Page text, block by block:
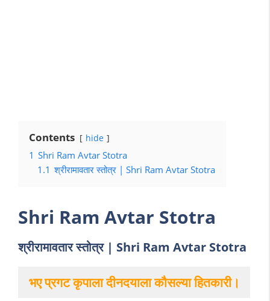
Contents hide
1 Shri Ram Avtar Stotra
1.1 श्रीरामावतार स्तोत्र | Shri Ram Avtar Stotra
Shri Ram Avtar Stotra
श्रीरामावतार स्तोत्र | Shri Ram Avtar Stotra
भए प्रगट कृपाला दीनदयाला कौसल्या हितकारी।